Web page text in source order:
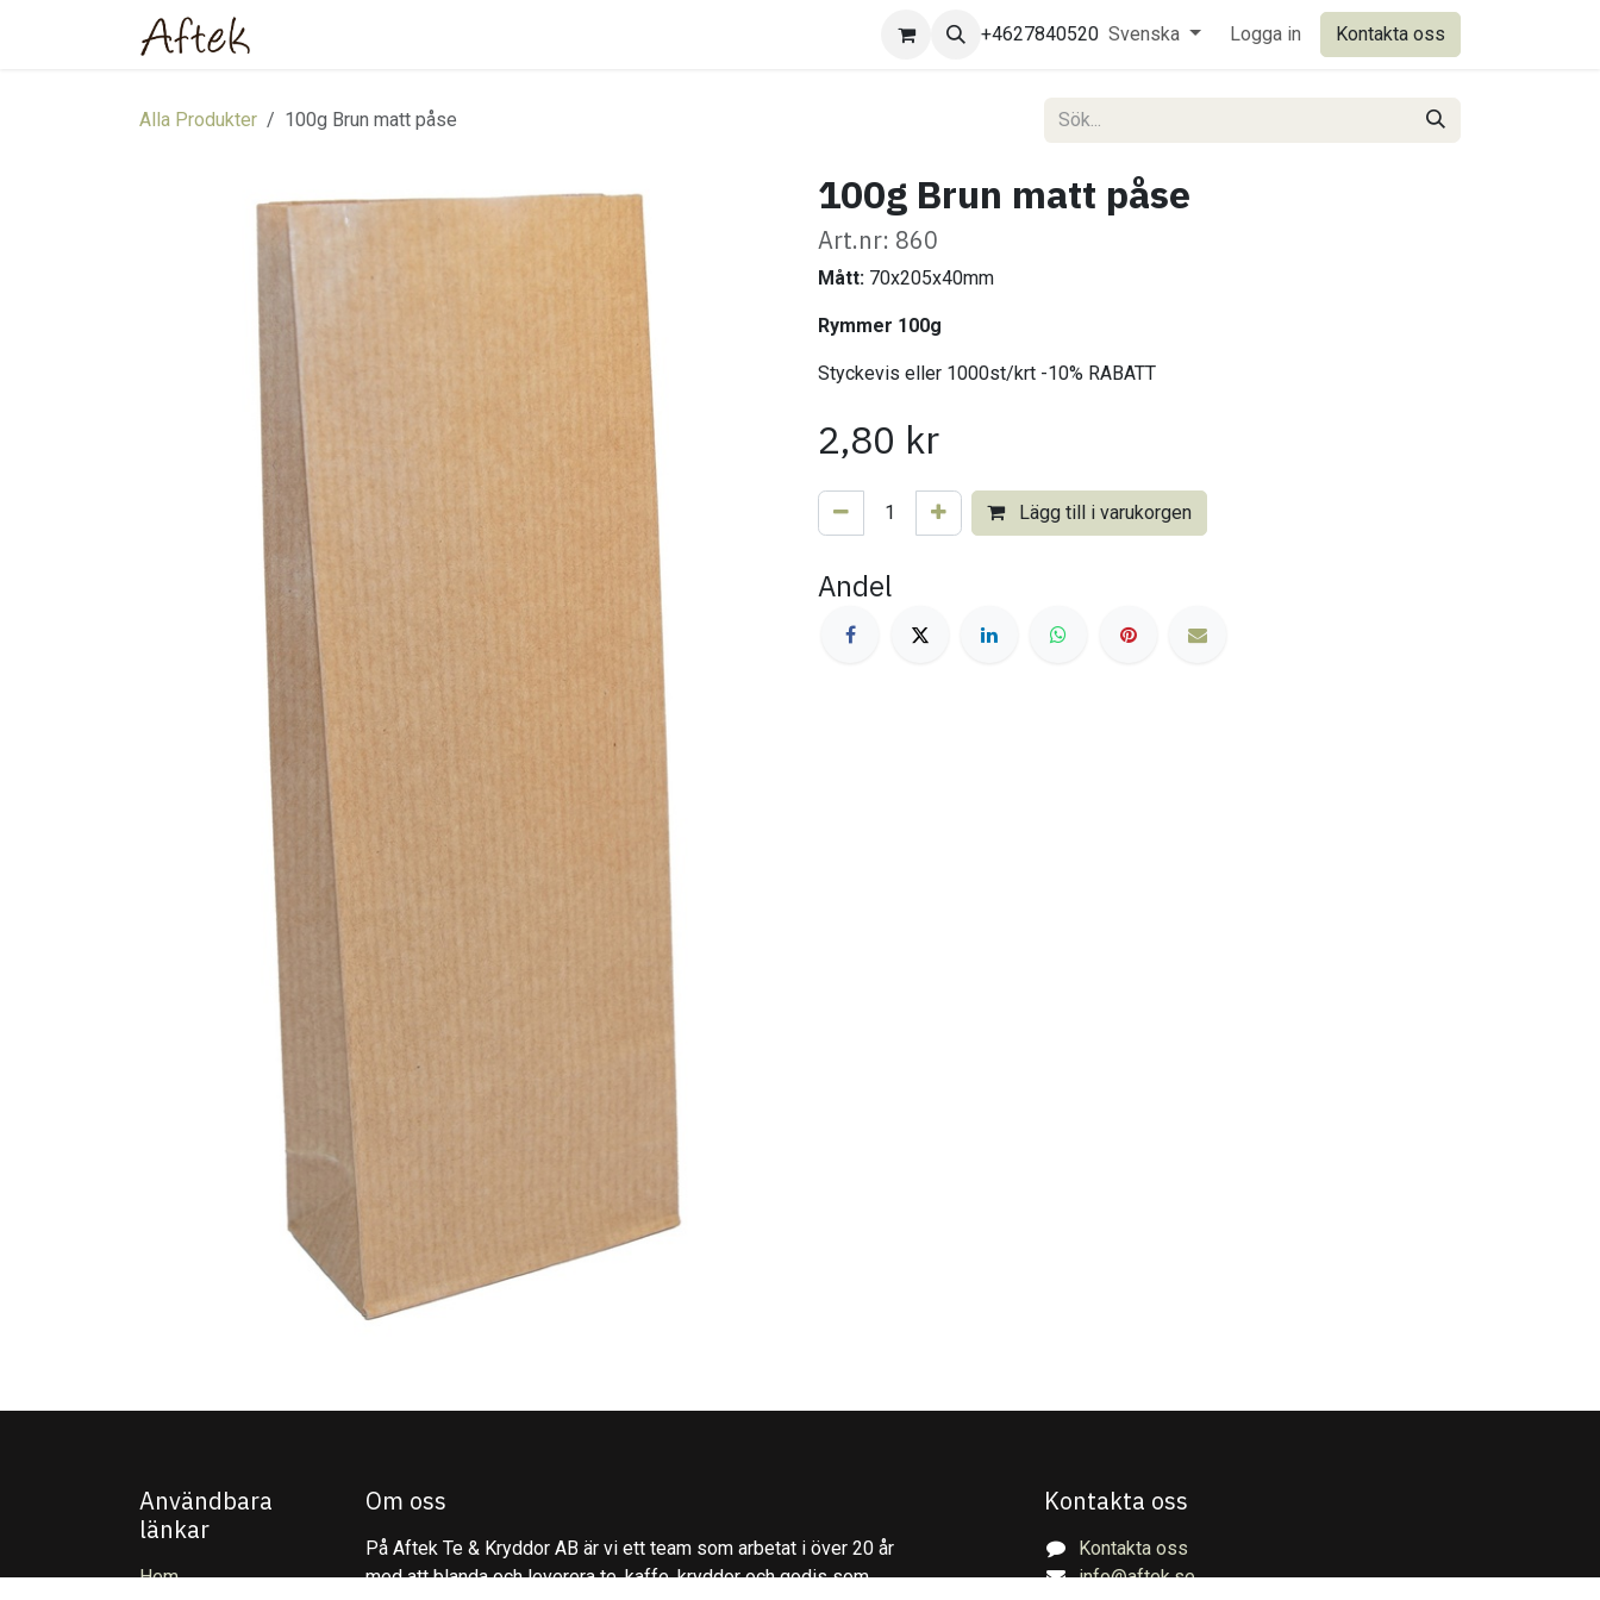
+4627840520 Svenska Logga in Kontakta oss
Alla Produkter 100g Brun matt påse
100g Brun matt påse
Art.nr: 860
Mått: 70x205x40mm
Rymmer 100g
Styckevis eller 1000st/krt -10% RABATT
2,80 kr
Lägg till i varukorgen
Andel
Användbara
länkar
Hem
Om oss
På Aftek Te & Kryddor AB är vi ett team som arbetat i över 20 år
med att blanda och leverera te, kaffe, kryddor och godis som
Kontakta oss
Kontakta oss
info@aftek.se